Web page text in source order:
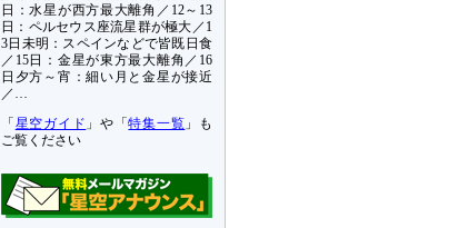
日：水星が西方最大離角／12～13
日：ペルセウス座流星群が極大／1
3日未明：スペインなどで皆既日食
／15日：金星が東方最大離角／16
日夕方～宵：細い月と金星が接近
／…
「 星空ガイド 」や「特集一覧 」も
ご覧ください